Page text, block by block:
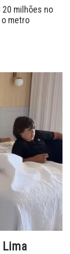
20 milhões no
metro
Lima